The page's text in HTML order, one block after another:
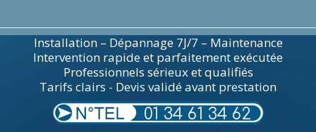
Installation – Dépannage 7J/7 – Maintenance
Intervention rapide et parfaitement exécutée
Professionnels sérieux et qualifiés
Tarifs clairs - Devis validé avant prestation
01 34 61 34 62